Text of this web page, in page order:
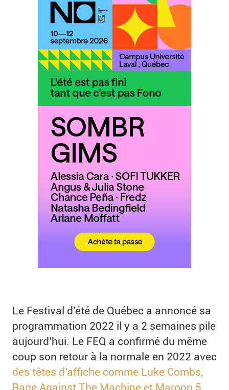
Le Festival d’été de Québec a annoncé sa
programmation 2022 il y a 2 semaines pile
aujourd’hui. Le FEQ a confirmé du même
coup son retour à la normale en 2022 avec
des têtes d’affiche comme Luke Combs,
Rage Against The Machine et Maroon 5.